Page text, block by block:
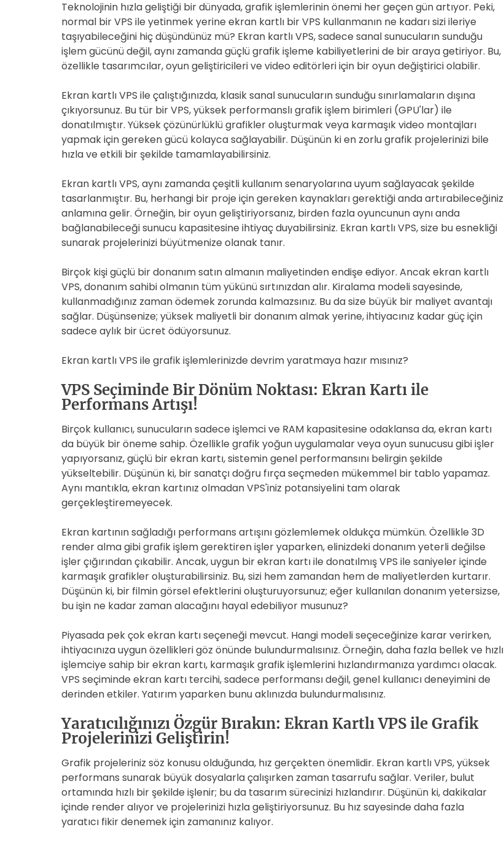
Teknolojinin hızla geliştiği bir dünyada, grafik işlemlerinin önemi her geçen gün artıyor. Peki,
normal bir VPS ile yetinmek yerine ekran kartlı bir VPS kullanmanın ne kadarı sizi ileriye
taşıyabileceğini hiç düşündünüz mü? Ekran kartlı VPS, sadece sanal sunucuların sunduğu
işlem gücünü değil, aynı zamanda güçlü grafik işleme kabiliyetlerini de bir araya getiriyor. Bu,
özellikle tasarımcılar, oyun geliştiricileri ve video editörleri için bir oyun değiştirici olabilir.
Ekran kartlı VPS ile çalıştığınızda, klasik sanal sunucuların sunduğu sınırlamaların dışına
çıkıyorsunuz. Bu tür bir VPS, yüksek performanslı grafik işlem birimleri (GPU'lar) ile
donatılmıştır. Yüksek çözünürlüklü grafikler oluşturmak veya karmaşık video montajları
yapmak için gereken gücü kolayca sağlayabilir. Düşünün ki en zorlu grafik projelerinizi bile
hızla ve etkili bir şekilde tamamlayabilirsiniz.
Ekran kartlı VPS, aynı zamanda çeşitli kullanım senaryolarına uyum sağlayacak şekilde
tasarlanmıştır. Bu, herhangi bir proje için gereken kaynakları gerektiği anda artırabileceğiniz
anlamına gelir. Örneğin, bir oyun geliştiriyorsanız, birden fazla oyuncunun aynı anda
bağlanabileceği sunucu kapasitesine ihtiyaç duyabilirsiniz. Ekran kartlı VPS, size bu esnekliği
sunarak projelerinizi büyütmenize olanak tanır.
Birçok kişi güçlü bir donanım satın almanın maliyetinden endişe ediyor. Ancak ekran kartlı
VPS, donanım sahibi olmanın tüm yükünü sırtınızdan alır. Kiralama modeli sayesinde,
kullanmadığınız zaman ödemek zorunda kalmazsınız. Bu da size büyük bir maliyet avantajı
sağlar. Düşünsenize; yüksek maliyetli bir donanım almak yerine, ihtiyacınız kadar güç için
sadece aylık bir ücret ödüyorsunuz.
Ekran kartlı VPS ile grafik işlemlerinizde devrim yaratmaya hazır mısınız?
VPS Seçiminde Bir Dönüm Noktası: Ekran Kartı ile
Performans Artışı!
Birçok kullanıcı, sunucuların sadece işlemci ve RAM kapasitesine odaklansa da, ekran kartı
da büyük bir öneme sahip. Özellikle grafik yoğun uygulamalar veya oyun sunucusu gibi işler
yapıyorsanız, güçlü bir ekran kartı, sistemin genel performansını belirgin şekilde
yükseltebilir. Düşünün ki, bir sanatçı doğru fırça seçmeden mükemmel bir tablo yapamaz.
Aynı mantıkla, ekran kartınız olmadan VPS'iniz potansiyelini tam olarak
gerçekleştiremeyecek.
Ekran kartının sağladığı performans artışını gözlemlemek oldukça mümkün. Özellikle 3D
render alma gibi grafik işlem gerektiren işler yaparken, elinizdeki donanım yeterli değilse
işler çığırından çıkabilir. Ancak, uygun bir ekran kartı ile donatılmış VPS ile saniyeler içinde
karmaşık grafikler oluşturabilirsiniz. Bu, sizi hem zamandan hem de maliyetlerden kurtarır.
Düşünün ki, bir filmin görsel efektlerini oluşturuyorsunuz; eğer kullanılan donanım yetersizse,
bu işin ne kadar zaman alacağını hayal edebiliyor musunuz?
Piyasada pek çok ekran kartı seçeneği mevcut. Hangi modeli seçeceğinize karar verirken,
ihtiyacınıza uygun özellikleri göz önünde bulundurmalısınız. Örneğin, daha fazla bellek ve hızlı
işlemciye sahip bir ekran kartı, karmaşık grafik işlemlerini hızlandırmanıza yardımcı olacak.
VPS seçiminde ekran kartı tercihi, sadece performansı değil, genel kullanıcı deneyimini de
derinden etkiler. Yatırım yaparken bunu aklınızda bulundurmalısınız.
Yaratıcılığınızı Özgür Bırakın: Ekran Kartlı VPS ile Grafik
Projelerinizi Geliştirin!
Grafik projeleriniz söz konusu olduğunda, hız gerçekten önemlidir. Ekran kartlı VPS, yüksek
performans sunarak büyük dosyalarla çalışırken zaman tasarrufu sağlar. Veriler, bulut
ortamında hızlı bir şekilde işlenir; bu da tasarım sürecinizi hızlandırır. Düşünün ki, dakikalar
içinde render alıyor ve projelerinizi hızla geliştiriyorsunuz. Bu hız sayesinde daha fazla
yaratıcı fikir denemek için zamanınız kalıyor.